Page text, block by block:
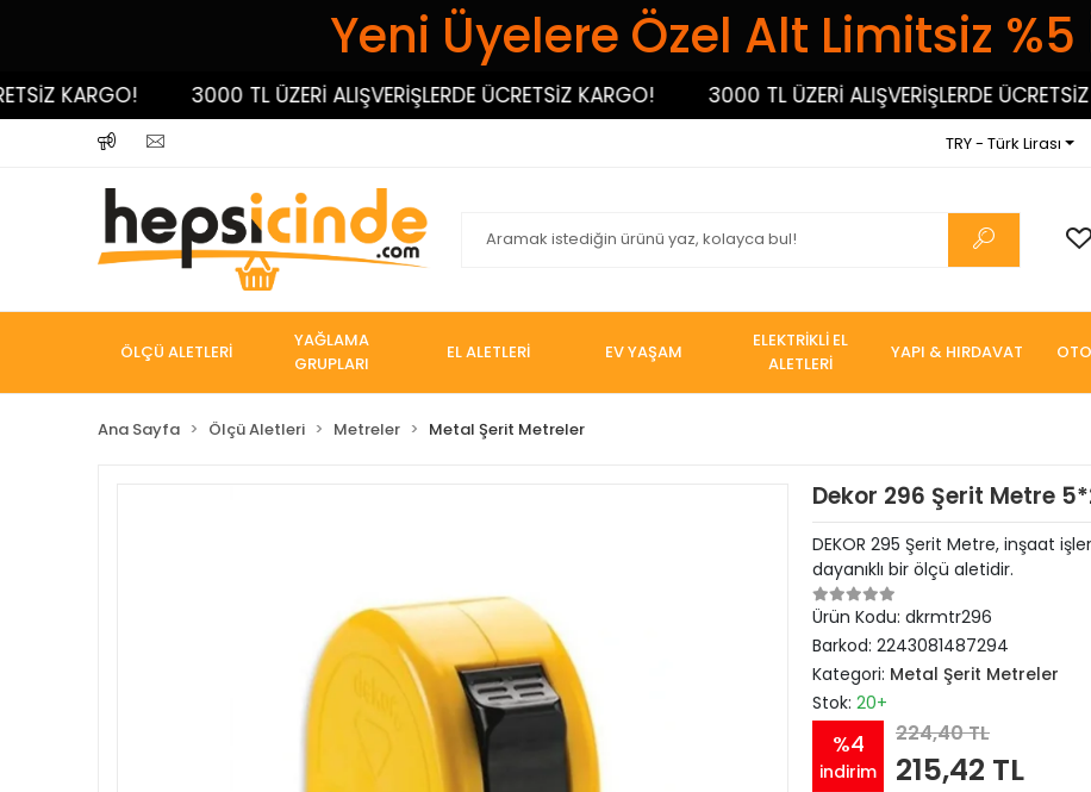
Yeni Üyelere Özel Alt Limitsiz
KARGO! 3000 TL ÜZERİ ALIŞVERİŞLERDE ÜCRETSİZ KARGO! 3000 TL ÜZERİ ALIŞVERİŞLERDE ÜCRETSİZ
TRY - Türk Lirası
ÖLÇÜ ALETLERİ
YAĞLAMA
GRUPLARI
EL ALETLERİ EV YAŞAM
ELEKTRİKLİ EL
ALETLERİ
YAPI & HIRDAVAT
Ana Sayfa Ölçü Aletleri Metreler Metal Şerit Metreler
Dekor 296 Şerit Metre
DEKOR 295 Şerit Metre, inşaat
dayanıklı bir ölçü aletidir.
Ürün Kodu: dkrmtr296
Barkod: 2243081487294
Kategori: Metal Şerit Metreler
Stok: 20+
%4
indirim
224,40 TL
215,42 TL